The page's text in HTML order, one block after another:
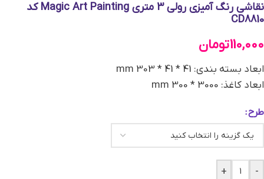
نقاشی رنگ آمیزی رولی 3 متری Magic Art Painting کد
CD8810
110,000تومان
ابعاد بسته بندی: 41 * 41 * 303 mm
ابعاد کاغذ: 3000 * 300 mm
طرح
-
+